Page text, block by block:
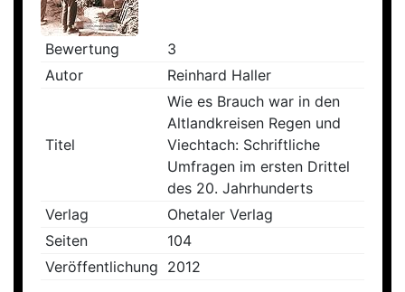
Bewertung
3
Autor
Reinhard Haller
Titel
Wie es Brauch war in den
Altlandkreisen Regen und
Viechtach: Schriftliche
Umfragen im ersten Drittel
des 20. Jahrhunderts
Verlag
Ohetaler Verlag
Seiten
104
Veröffentlichung 2012